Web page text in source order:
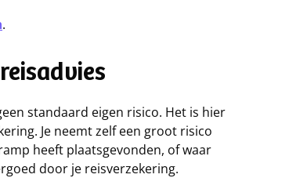
.
standaard eigen risico. Het is hier
Je neemt zelf een groot risico
heeft plaatsgevonden, of waar
door je reisverzekering.